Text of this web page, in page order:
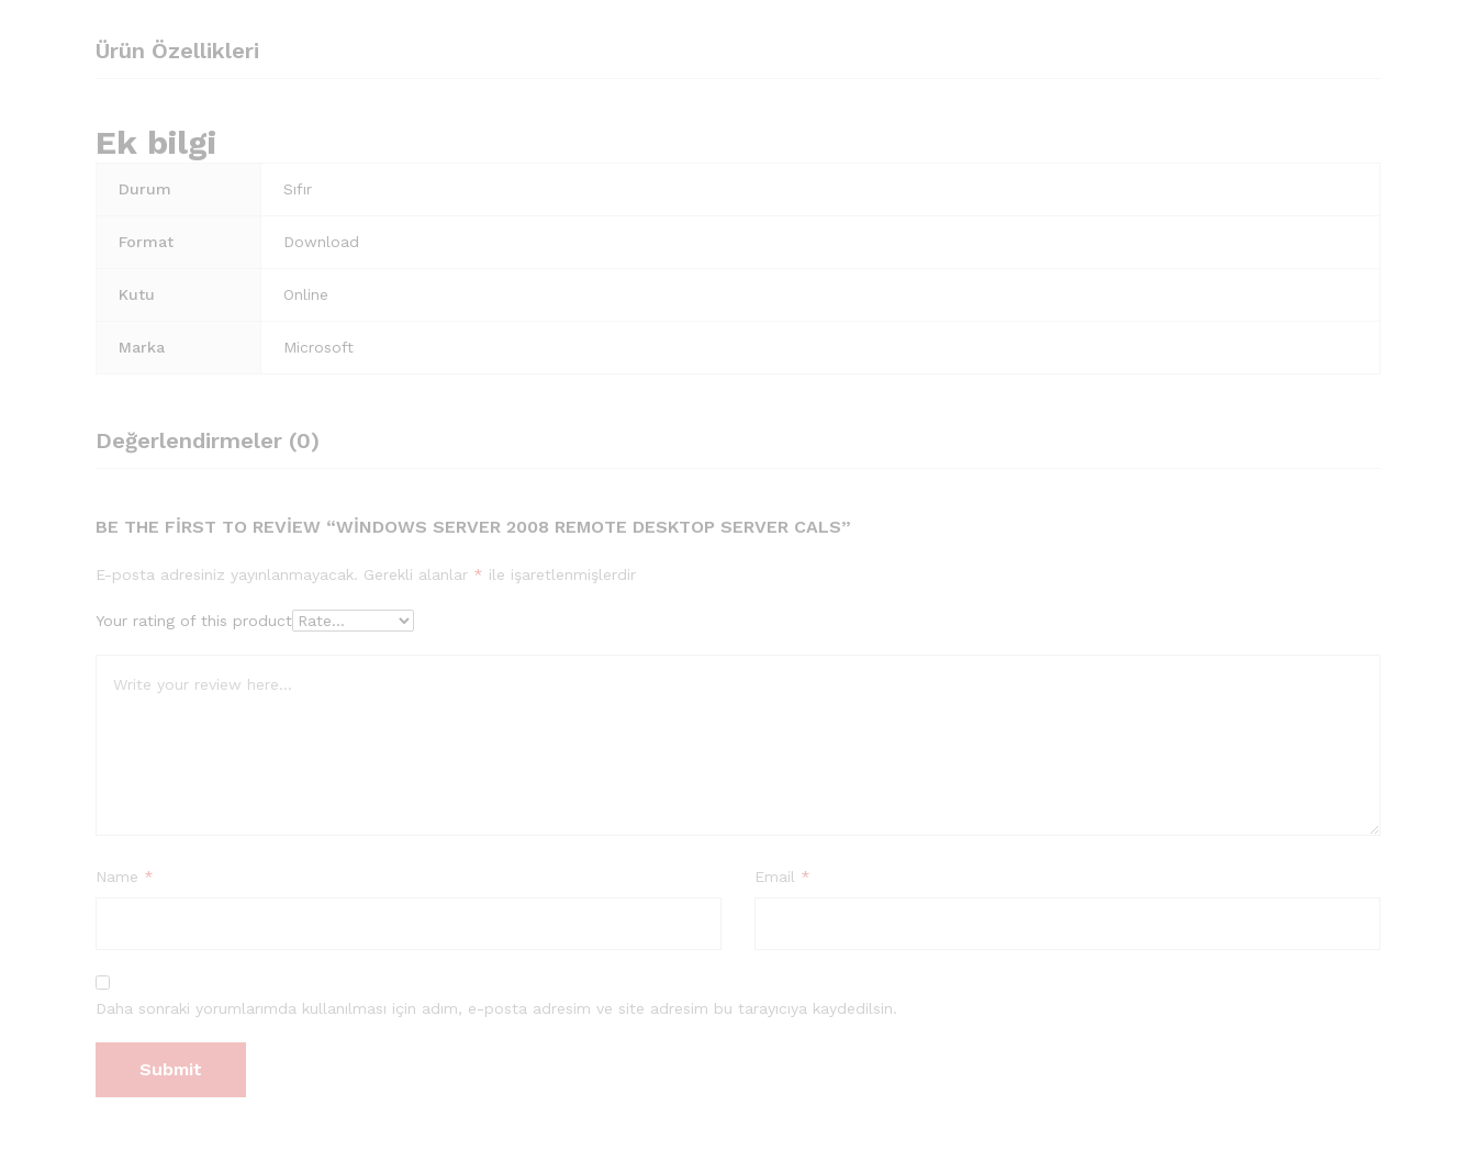
Ürün Özellikleri
Ek bilgi
Durum Sıfır
Format Download
Kutu Online
Marka Microsoft
Değerlendirmeler (0)
BE THE FIRST TO REVIEW “WINDOWS SERVER 2008 REMOTE DESKTOP SERVER CALS”
E-posta adresiniz yayınlanmayacak. Gerekli alanlar * ile işaretlenmişlerdir
Your rating of this product
Name * Email *
Daha sonraki yorumlarımda kullanılması için adım, e-posta adresim ve site adresim bu tarayıcıya kaydedilsin.